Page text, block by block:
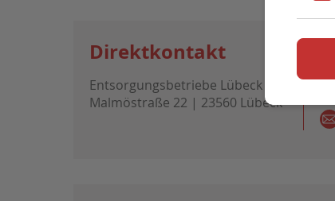
Direktkontakt
Entsorgungsbetriebe Lübeck
Malmöstraße 22 | 23560 Lübeck